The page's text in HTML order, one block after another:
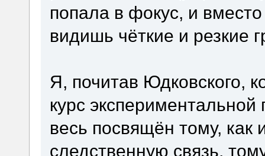
попала в фокус, и
видишь чёткие и резкие
Я, почитав Юдковского,
курс
весь посвящён тому, как
следственную связь,